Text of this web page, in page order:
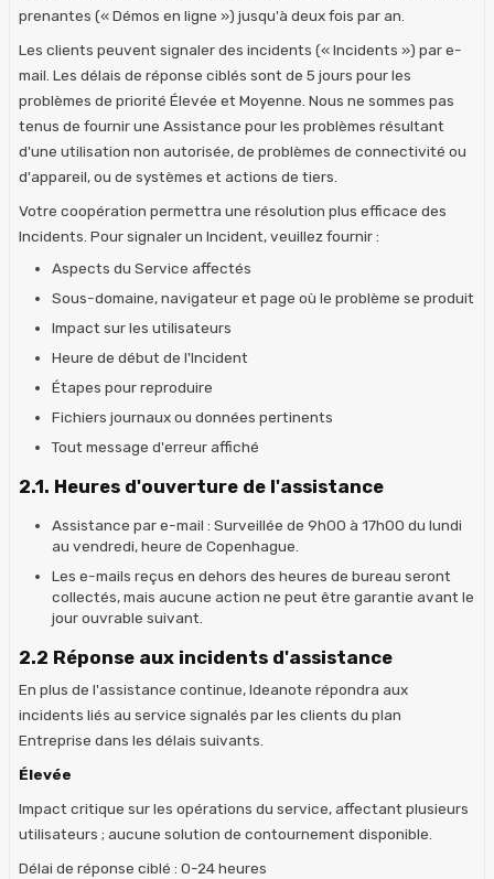
prenantes (« Démos en ligne ») jusqu'à deux fois par an.
Les clients peuvent signaler des incidents (« Incidents ») par e-
mail. Les délais de réponse ciblés sont de 5 jours pour les
problèmes de priorité Élevée et Moyenne. Nous ne sommes pas
tenus de fournir une Assistance pour les problèmes résultant
d'une utilisation non autorisée, de problèmes de connectivité ou
d'appareil, ou de systèmes et actions de tiers.
Votre coopération permettra une résolution plus efficace des
Incidents. Pour signaler un Incident, veuillez fournir :
Aspects du Service affectés
Sous-domaine, navigateur et page où le problème se produit
Impact sur les utilisateurs
Heure de début de l'Incident
Étapes pour reproduire
Fichiers journaux ou données pertinents
Tout message d'erreur affiché
2.1. Heures d'ouverture de l'assistance
Assistance par e-mail : Surveillée de 9h00 à 17h00 du lundi
au vendredi, heure de Copenhague.
Les e-mails reçus en dehors des heures de bureau seront
collectés, mais aucune action ne peut être garantie avant le
jour ouvrable suivant.
2.2 Réponse aux incidents d'assistance
En plus de l'assistance continue, Ideanote répondra aux
incidents liés au service signalés par les clients du plan
Entreprise dans les délais suivants.
Élevée
Impact critique sur les opérations du service, affectant plusieurs
utilisateurs ; aucune solution de contournement disponible.
Délai de réponse ciblé : 0-24 heures